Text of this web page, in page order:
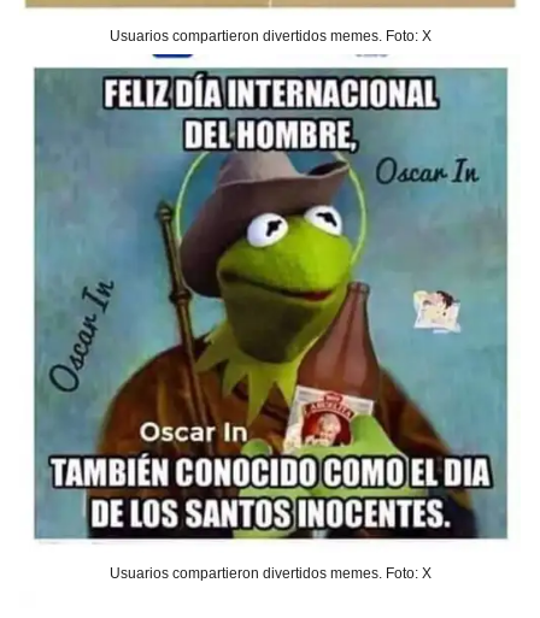
Usuarios compartieron divertidos memes. Foto: X
Usuarios compartieron divertidos memes. Foto: X